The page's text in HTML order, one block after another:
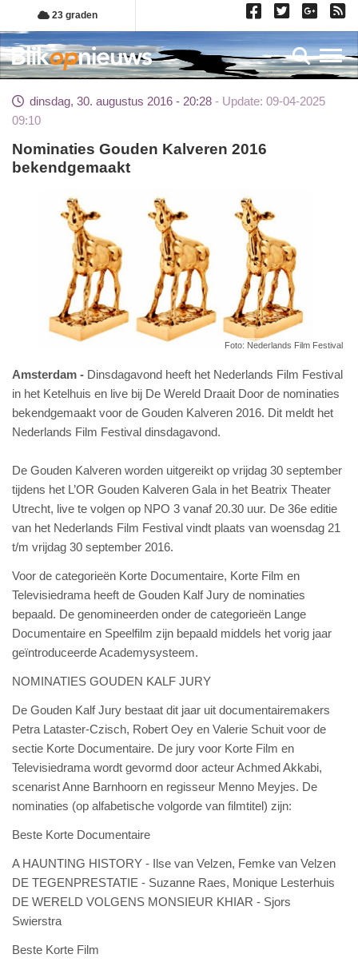
Overslaan
en
naar
de
gaan
23 graden
dinsdag, 30. augustus 2016 - 20:28
Update: 09-04-2025
09:10
Nominaties Gouden Kalveren 2016
bekendgemaakt
Foto: Nederlands Film Festival
Amsterdam
Dinsdagavond heeft het Nederlands Film Festival
in het Ketelhuis en live bij De Wereld Draait Door de nominaties
bekendgemaakt voor de Gouden Kalveren 2016. Dit meldt het
Nederlands Film Festival dinsdagavond.
De Gouden Kalveren worden uitgereikt op vrijdag 30 september
tijdens het L’OR Gouden Kalveren Gala in het Beatrix Theater
Utrecht, live te volgen op NPO 3 vanaf 20.30 uur. De 36e editie
van het Nederlands Film Festival vindt plaats van woensdag 21
t/m vrijdag 30 september 2016.
Voor de categorieën Korte Documentaire, Korte Film en
Televisiedrama heeft de Gouden Kalf Jury de nominaties
bepaald. De genomineerden onder de categorieën Lange
Documentaire en Speelfilm zijn bepaald middels het vorig jaar
geïntroduceerde Academysysteem.
NOMINATIES GOUDEN KALF JURY
De Gouden Kalf Jury bestaat dit jaar uit documentairemakers
Petra Lataster-Czisch, Robert Oey en Valerie Schuit voor de
sectie Korte Documentaire. De jury voor Korte Film en
Televisiedrama wordt gevormd door acteur Achmed Akkabi,
scenarist Anne Barnhoorn en regisseur Menno Meyjes. De
nominaties (op alfabetische volgorde van filmtitel) zijn:
Beste Korte Documentaire
A HAUNTING HISTORY - Ilse van Velzen, Femke van Velzen
DE TEGENPRESTATIE - Suzanne Raes, Monique Lesterhuis
DE WERELD VOLGENS MONSIEUR KHIAR - Sjors
Swierstra
Beste Korte Film